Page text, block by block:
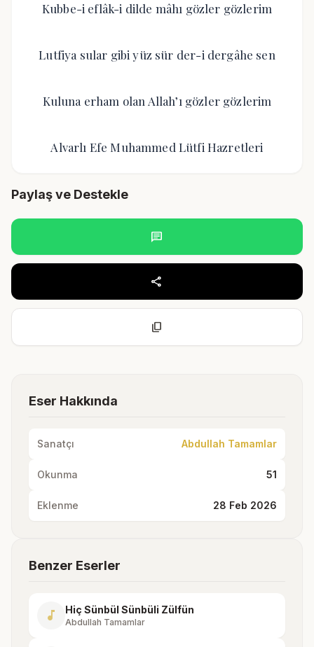
Kubbe-i eflâk-i dilde mâhı gözler gözlerim
Lutfiya sular gibi yüz sür der-i dergâhe sen
Kuluna erham olan Allah’ı gözler gözlerim
Alvarlı Efe Muhammed Lütfi Hazretleri
Paylaş ve Destekle
chat
share
content_copy
Eser Hakkında
Sanatçı Abdullah Tamamlar
Okunma 51
Eklenme 28 Feb 2026
Benzer Eserler
music_note Hiç Sünbül Sünbüli Zülfün
Abdullah Tamamlar